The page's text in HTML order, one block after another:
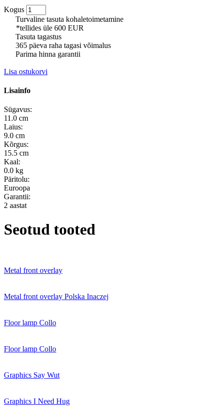
Kogus
Turvaline tasuta kohaletoimetamine
*tellides üle 600 EUR
Tasuta tagastus
365 päeva raha tagasi võimalus
Parima hinna garantii
Lisa ostukorvi
Lisainfo
Sügavus:
11.0 cm
Laius:
9.0 cm
Kõrgus:
15.5 cm
Kaal:
0.0 kg
Päritolu:
Euroopa
Garantii:
2 aastat
Seotud tooted
Metal front overlay
Metal front overlay Polska Inaczej
Floor lamp Collo
Floor lamp Collo
Graphics Say Wut
Graphics I Need Hug